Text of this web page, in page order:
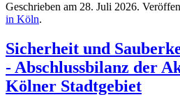
Geschrieben am 28. Juli 2026.
in Köln.
Sicherheit und
- Abschlussbilanz der
Kölner Stadtgebiet